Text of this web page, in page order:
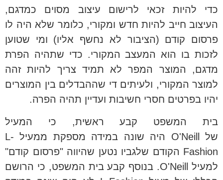
כדי להיות זכאי לרישום עיצוב מסוים כמדגם,
העיצוב חייב להיות חדש ומקורי, כלומר שלא היה לו
פרסום קודם (הציבור לא נחשף אליו) ומי שטוען
לזכות בו הוא המעצב המקורי. כדי שתהיה הפרת
מדגם, המוצר המפר לא תמיד צריך להיות זהה
למוצר המקורי, ולעיתים די שההבדלים בין המוצרים
יהיו בפרטים חסרי חשיבות ועדיין תהיה הפרה.
בית המשפט קבע ראשית, כי המעיל
של O'Neill היה שונה במידה מספקת ממעיל L-
Fashion הקודם שלגביו נטען שהיווה "פרסום קודם"
למעיל O'Neill. בנוסף קבע בית המשפט, כי הרושם